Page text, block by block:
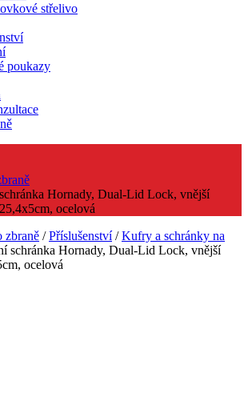
střelivo
poukazy
Hornady, Dual-Lid Lock, vnější
ocelová
zbraně /Příslušenství/Kufry a schránky na
schránka Hornady, Dual-Lid Lock, vnější
ocelová